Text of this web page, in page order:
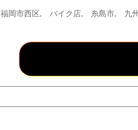
福岡市西区, バイク店, 糸島市, 九